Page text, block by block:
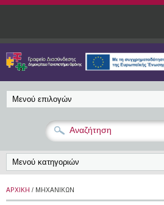
Παράκαμψη προς το κυρίως περιεχόμενο
ΑΡΧΙΚΉ / ΜΗΧΑΝΙΚΏΝ